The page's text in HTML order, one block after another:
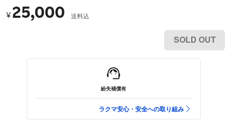
¥ 25,000 送料込
SOLD OUT
紛失補償有
ラクマ安心・安全への取り組み